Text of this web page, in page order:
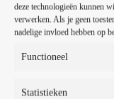
deze technologieën kunnen
verwerken. Als je geen
nadelige invloed hebben op
Functioneel
Statistieken